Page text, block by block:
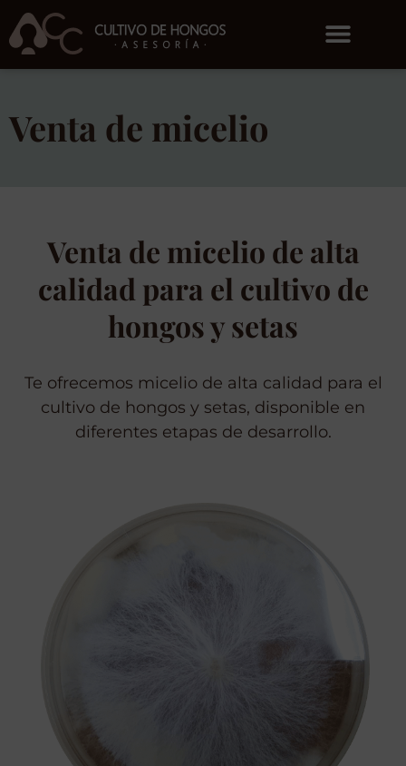
Venta de micelio
Venta de micelio de alta
calidad para el cultivo de
hongos y setas
Te ofrecemos micelio de alta calidad para el
cultivo de hongos y setas, disponible en
diferentes etapas de desarrollo.